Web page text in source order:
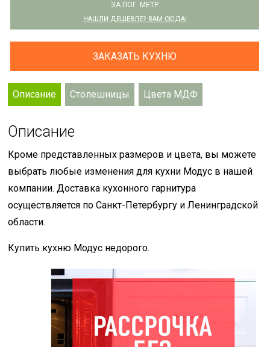
ЗА ПОГ. МЕТР
НАШЛИ ДЕШЕВЛЕ? ВАМ СЮДА!
ЗАКАЗАТЬ КУХНЮ
Описание Столешницы Цвета МДФ
Описание
Кроме представленных размеров и цвета, вы можете
выбрать любые изменения для кухни Модус в нашей
компании. Доставка кухонного гарнитура
осуществляется по Санкт-Петербургу и Ленинградской
области.
Купить кухню Модус недорого.